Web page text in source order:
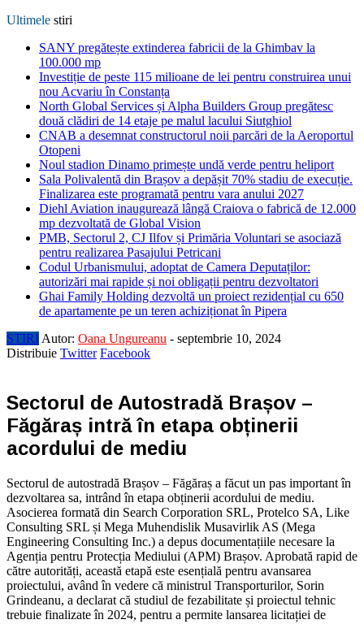
Ultimele stiri
SANY pregătește extinderea fabricii de la Ghimbav la
100.000 mp
Investiție de peste 115 milioane de lei pentru construirea unui
nou Acvariu în Constanța
North Global Services și Alpha Builders Group pregătesc
două clădiri de 14 etaje pe malul lacului Siutghiol
CNAB a desemnat constructorul noii parcări de la Aeroportul
Otopeni
Noul stadion Dinamo primește undă verde pentru heliport
Sala Polivalentă din Brașov a depășit 70% stadiu de execuție.
Finalizarea este programată pentru vara anului 2027
Diehl Aviation inaugurează lângă Craiova o fabrică de 12.000
mp dezvoltată de Global Vision
PMB, Sectorul 2, CJ Ilfov și Primăria Voluntari se asociază
pentru realizarea Pasajului Petricani
Codul Urbanismului, adoptat de Camera Deputaților:
autorizări mai rapide și noi obligații pentru dezvoltatori
Ghai Family Holding dezvoltă un proiect rezidențial cu 650
de apartamente pe un teren achiziționat în Pipera
STIRI Autor: Oana Ungureanu - septembrie 10, 2024
Distribuie Twitter Facebook
Sectorul de Autostradă Brașov –
Făgăraș intră în etapa obținerii
acordului de mediu
Sectorul de autostradă Brașov – Făgăraș a făcut un pas important în
dezvoltarea sa, intrând în etapa obținerii acordului de mediu.
Asocierea formată din Search Corporation SRL, Protelco SA, Like
Consulting SRL și Mega Muhendislik Musavirlik AS (Mega
Engineering Consulting Inc.) a depus documentațiile necesare la
Agenția pentru Protecția Mediului (APM) Brașov. Aprobată rapid de
către autorități, această etapă este esențială pentru avansarea
proiectului, având în vedere că ministrul Transporturilor, Sorin
Grindeanu, a declarat că studiul de fezabilitate și proiectul tehnic
trebuie finalizate în 2024, pentru a permite lansarea licitației de